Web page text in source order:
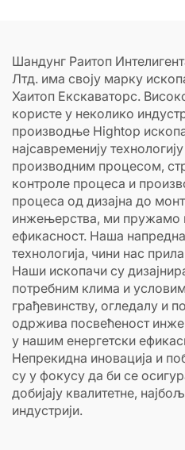
Шандунг Раитоп
Лтд. има своју марку
Хаитоп Екскаваторс.
користе у неколико
производње Hightop
најсавременију
производним процесом,
контроле процеса и
процеса од дизајна до
инжењерства, ми пружамо
ефикасност. Наша
технологија, чини нас
Наши ископачи су
потребним клима и
грађевинству, огледалу и
одржива посвећеност
у нашим енергетски
Непрекидна иновација и
су у фокусу да би се
добијају квалитетне,
индустрији.